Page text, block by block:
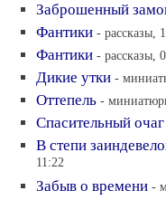
Заброшенный
Фантики - рассказы,
Фантики - рассказы,
Дикие утки -
Оттепель -
Спасительный очаг
В степи
11:22
Забыв о времени -